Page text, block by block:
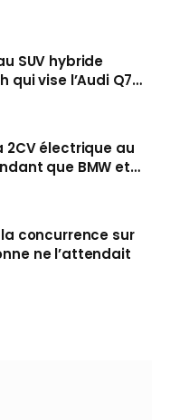
SUV hybride
qui vise l’Audi Q7
2CV électrique au
que BMW et
concurrence sur
ne l’attendait